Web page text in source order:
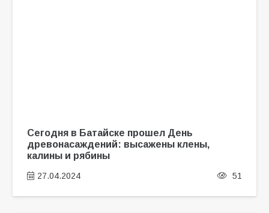
Сегодня в Батайске прошел День
древонасаждений: высажены клены,
калины и рябины
27.04.2024 51